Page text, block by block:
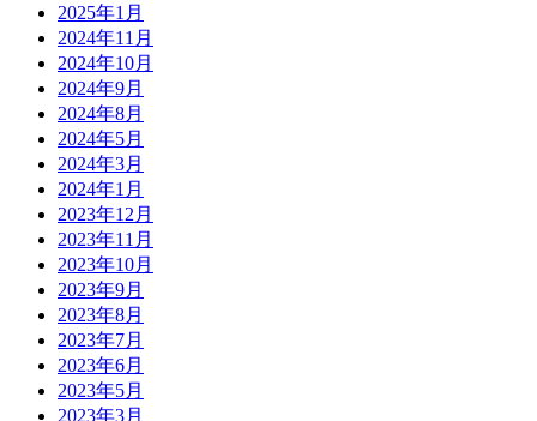
2025年1月
2024年11月
2024年10月
2024年9月
2024年8月
2024年5月
2024年3月
2024年1月
2023年12月
2023年11月
2023年10月
2023年9月
2023年8月
2023年7月
2023年6月
2023年5月
2023年3月